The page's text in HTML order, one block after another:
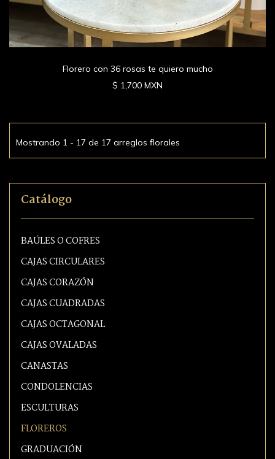
Florero con 36 rosas te quiero mucho
$ 1,700 MXN
Mostrando 1 - 17 de 17 arreglos florales
Catálogo
BAÚLES O COFRES
CAJAS CIRCULARES
CAJAS CORAZÓN
CAJAS CUADRADAS
CAJAS OCTAGONAL
CAJAS OVALADAS
CANASTAS
CONDOLENCIAS
ESCULTURAS
FLOREROS
GRADUACIÓN